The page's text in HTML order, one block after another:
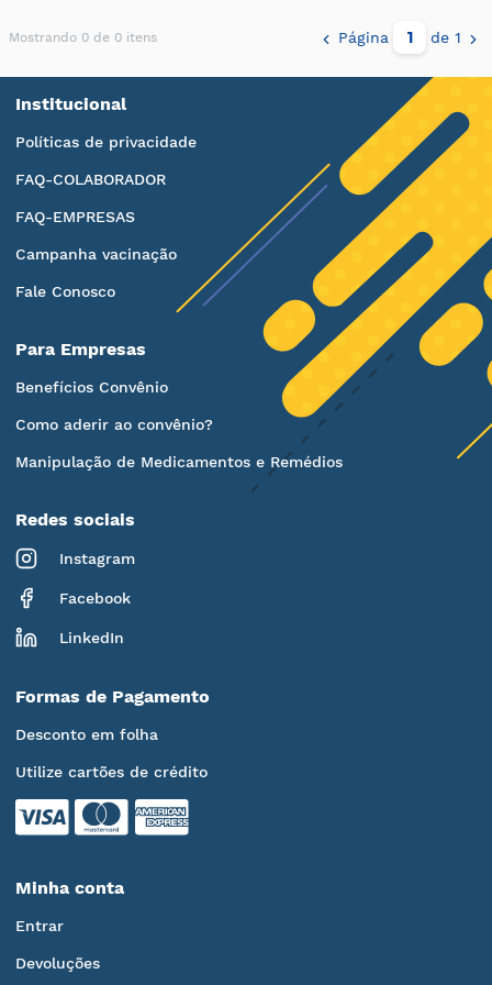
Mostrando 0 de 0 itens Página de 1
Institucional
Políticas de privacidade
FAQ-COLABORADOR
FAQ-EMPRESAS
Campanha vacinação
Fale Conosco
Para Empresas
Benefícios Convênio
Como aderir ao convênio?
Manipulação de Medicamentos e Remédios
Redes sociais
Instagram
Facebook
LinkedIn
Formas de Pagamento
Desconto em folha
Utilize cartões de crédito
Minha conta
Entrar
Devoluções